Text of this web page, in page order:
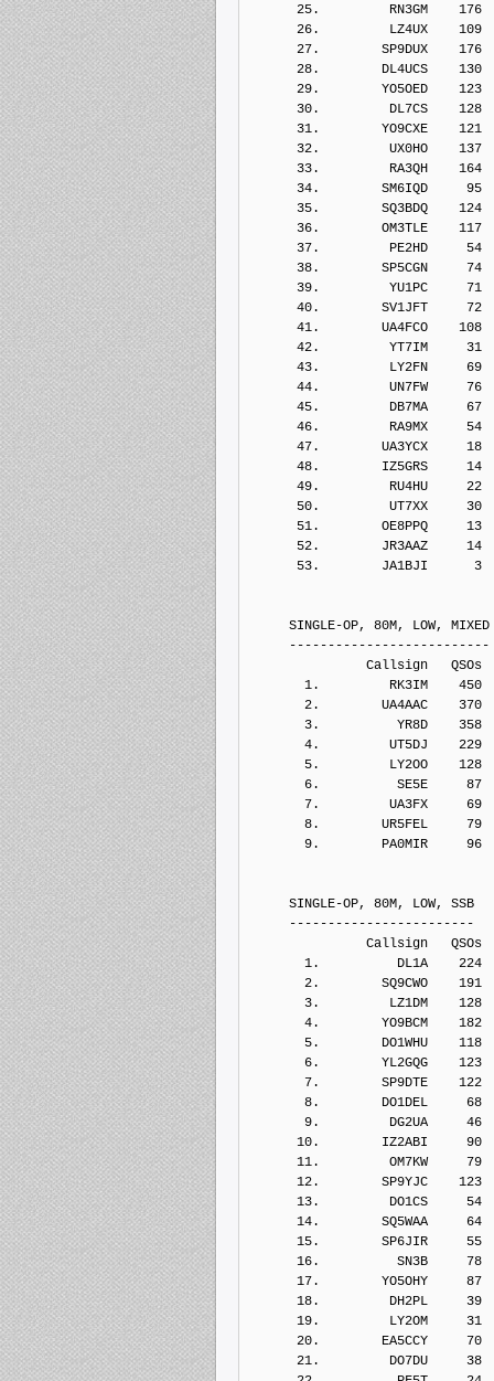
25.         RN3GM    176
26.         LZ4UX    109
27.        SP9DUX    176
28.        DL4UCS    130
29.        YO5OED    123
30.         DL7CS    128
31.        YO9CXE    121
32.         UX0HO    137
33.         RA3QH    164
34.        SM6IQD     95
35.        SQ3BDQ    124
36.        OM3TLE    117
37.         PE2HD     54
38.        SP5CGN     74
39.         YU1PC     71
40.        SV1JFT     72
41.        UA4FCO    108
42.         YT7IM     31
43.         LY2FN     69
44.         UN7FW     76
45.         DB7MA     67
46.         RA9MX     54
47.        UA3YCX     18
48.        IZ5GRS     14
49.         RU4HU     22
50.         UT7XX     30
51.        OE8PPQ     13
52.        JR3AAZ     14
53.        JA1BJI      3
SINGLE-OP, 80M, LOW, MIXED
--------------------------
Callsign   QSOs  Points
1.         RK3IM    450
2.        UA4AAC    370
3.          YR8D    358
4.         UT5DJ    229
5.         LY2OO    128
6.          SE5E     87
7.         UA3FX     69
8.        UR5FEL     79
9.        PA0MIR     96
SINGLE-OP, 80M, LOW, SSB
------------------------
Callsign   QSOs  Points
1.          DL1A    224
2.        SQ9CWO    191
3.         LZ1DM    128
4.        YO9BCM    182
5.        DO1WHU    118
6.        YL2GQG    123
7.        SP9DTE    122
8.        DO1DEL     68
9.         DG2UA     46
10.        IZ2ABI     90
11.         OM7KW     79
12.        SP9YJC    123
13.         DO1CS     54
14.        SQ5WAA     64
15.        SP6JIR     55
16.          SN3B     78
17.        YO5OHY     87
18.         DH2PL     39
19.         LY2OM     31
20.        EA5CCY     70
21.         DO7DU     38